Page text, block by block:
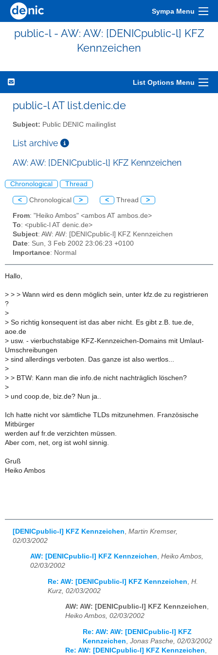
Sympa Menu
public-l - AW: AW: [DENICpublic-l] KFZ
Kennzeichen
List Options Menu
public-l AT list.denic.de
Subject: Public DENIC mailinglist
List archive
AW: AW: [DENICpublic-l] KFZ Kennzeichen
Chronological Thread
< Chronological > < Thread >
From: "Heiko Ambos" <ambos AT ambos.de>
To: <public-l AT denic.de>
Subject: AW: AW: [DENICpublic-l] KFZ Kennzeichen
Date: Sun, 3 Feb 2002 23:06:23 +0100
Importance: Normal
Hallo,
> > > Wann wird es denn möglich sein, unter kfz.de zu registrieren
?
>
> So richtig konsequent ist das aber nicht. Es gibt z.B. tue.de,
aoe.de
> usw. - vierbuchstabige KFZ-Kennzeichen-Domains mit Umlaut-
Umschreibungen
> sind allerdings verboten. Das ganze ist also wertlos...
>
> > BTW: Kann man die info.de nicht nachträglich löschen?
>
> und coop.de, biz.de? Nun ja..
Ich hatte nicht vor sämtliche TLDs mitzunehmen. Französische
Mitbürger
werden auf fr.de verzichten müssen.
Aber com, net, org ist wohl sinnig.
Gruß
Heiko Ambos
[DENICpublic-l] KFZ Kennzeichen Martin Kremser,
02/03/2002
AW: [DENICpublic-l] KFZ Kennzeichen, Heiko Ambos,
02/03/2002
Re: AW: [DENICpublic-l] KFZ Kennzeichen H.
Kurz, 02/03/2002
AW: AW: [DENICpublic-l] KFZ Kennzeichen,
Heiko Ambos, 02/03/2002
Re: AW: AW: [DENICpublic-l] KFZ
Kennzeichen Jonas Pasche, 02/03/2002
Re: AW: [DENICpublic-l] KFZ Kennzeichen